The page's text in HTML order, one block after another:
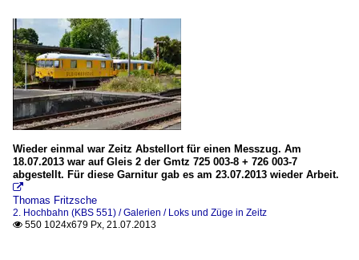
Wieder einmal war Zeitz Abstellort für einen Messzug. Am
18.07.2013 war auf Gleis 2 der Gmtz 725 003-8 + 726 003-7
abgestellt. Für diese Garnitur gab es am 23.07.2013 wieder Arbeit.

Thomas Fritzsche
2. Hochbahn (KBS 551) / Galerien / Loks und Züge in Zeitz
 550 1024x679 Px, 21.07.2013